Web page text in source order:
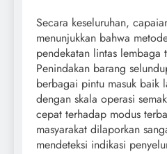
Secara keseluruhan,
menunjukkan bahwa
pendekatan lintas lembaga
Penindakan barang
berbagai pintu masuk baik
dengan skala operasi
cepat terhadap modus
masyarakat dilaporkan
mendeteksi indikasi